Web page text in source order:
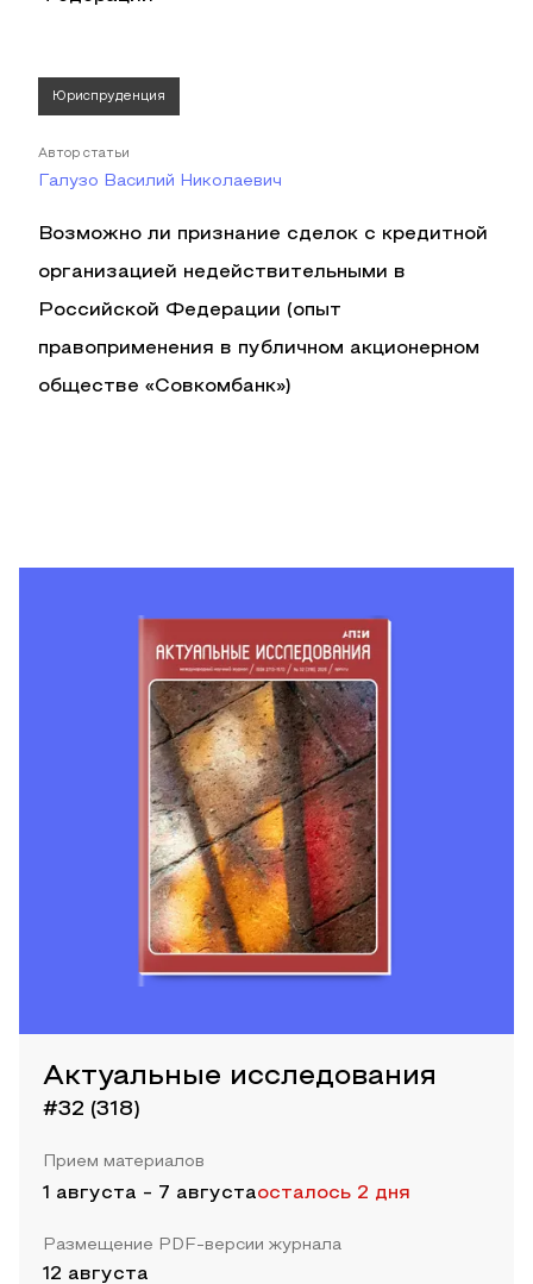
Юриспруденция
Автор статьи
Галузо Василий Николаевич
Возможно ли признание сделок с кредитной
организацией недействительными в
Российской Федерации (опыт
правоприменения в публичном акционерном
обществе «Совкомбанк»)
Актуальные исследования
#32 (318)
Прием материалов
1 августа - 7 августаосталось 2 дня
Размещение PDF-версии журнала
12 августа